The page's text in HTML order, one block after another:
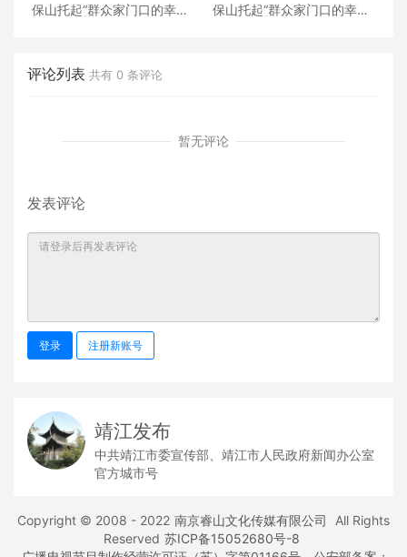
保山托起“群众家门口的幸
保山托起“群众家门口的幸
评论列表 共有 0 条评论
暂无评论
发表评论
登录 注册新账号
靖江发布
中共靖江市委宣传部、靖江市人民政府新闻办公室
官方城市号
Copyright © 2008 - 2022 南京睿山文化传媒有限公司
All Rights
Reserved 苏ICP备15052680号-8